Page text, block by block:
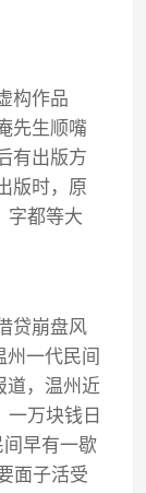
构作品
先生顺嘴
有出版方
版时，原
字都等大
贷崩盘风
州一代民间
道，温州近
一万块钱日
早有一歇
面子活受